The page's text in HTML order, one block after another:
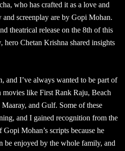
who has crafted it as a love and
screenplay are by Gopi Mohan.
theatrical release on the 8th of this
hero Chetan Krishna shared insights
and I’ve always wanted to be part of
like First Rank Raju, Beach
and Gulf. Some of these
and I gained recognition from the
Gopi Mohan’s scripts because he
be enjoyed by the whole family, and